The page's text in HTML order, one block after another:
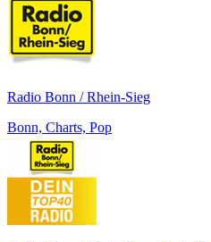
Radio Bonn / Rhein-Sieg
Bonn, Charts, Pop